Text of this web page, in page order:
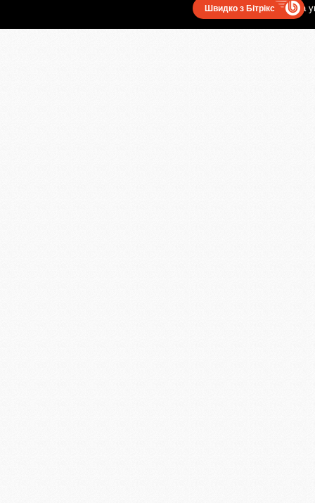
Користувацька
Швидко з Бітрікс